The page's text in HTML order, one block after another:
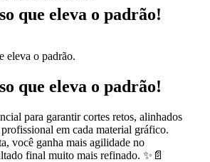
que eleva o padrão!
que eleva o padrão!
para garantir cortes retos, alinhados
em cada material gráfico.
você ganha mais agilidade no
final muito mais refinado. ✨📄